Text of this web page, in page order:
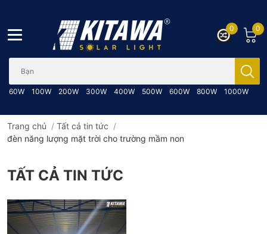
60W 100W 200W 300W 400W 500W 600W 800W 1000W
0
0
Trang chủ / Tất cả tin tức /
đèn năng lượng mặt trời cho trường mầm non
TẤT CẢ TIN TỨC